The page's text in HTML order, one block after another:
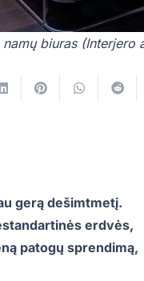
biuras (Interjero
gerą dešimtmetį.
erdvės,
patogų sprendimą,